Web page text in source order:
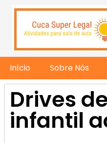
Início Sobre Nós
Drives
infantil